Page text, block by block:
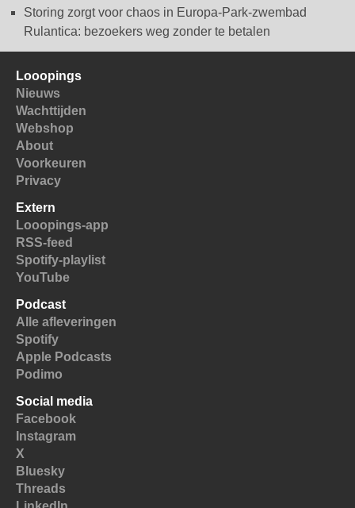
Storing zorgt voor chaos in Europa-Park-zwembad
Rulantica: bezoekers weg zonder te betalen
Looopings
Nieuws
Wachttijden
Webshop
About
Voorkeuren
Privacy
Extern
Looopings-app
RSS-feed
Spotify-playlist
YouTube
Podcast
Alle afleveringen
Spotify
Apple Podcasts
Podimo
Social media
Facebook
Instagram
X
Bluesky
Threads